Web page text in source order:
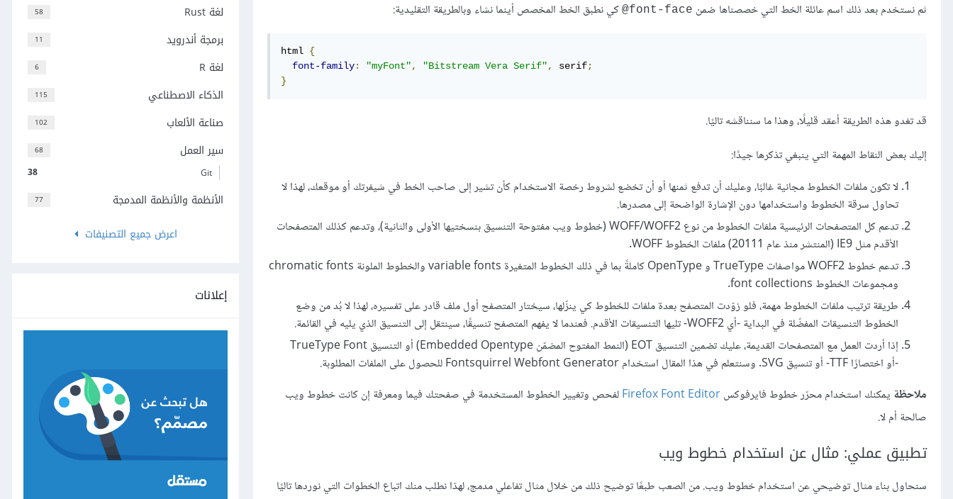
ثم نستخدم بعد ذلك اسم عائلة الخط التي خصصناها ضمن font-face@ كي نطبق الخط المخصص أينما نشاء وبالطريقة التقليدية:
html {
font-family: "myFont", "Bitstream Vera Serif", serif;
}
قد تغدو هذه الطريقة أعقد قليلًا، وهذا ما سنناقشه تاليًا.
إليك بعض النقاط المهمة التي ينبغي تذكرها جيدًا:
لا تكون ملفات الخطوط مجانية غالبًا، وعليك أن تدفع ثمنها أو أن تخضع لشروط رخصة الاستخدام كأن تشير إلى صاحب الخط في شيفرتك أو موقعك، لهذا لا
تحاول سرقة الخطوط واستخدامها دون الإشارة الواضحة إلى مصدرها.
تدعم كل المتصفحات الرئيسية ملفات الخطوط من نوع WOFF/WOFF2 (خطوط ويب مفتوحة التنسيق بنسختيها الأولى والثانية)، وتدعم كذلك المتصفحات
الأقدم مثل IE9 (المنتشر منذ عام 20111) ملفات الخطوط WOFF.
تدعم خطوط WOFF2 مواصفات TrueType و OpenType كاملةً بما في ذلك الخطوط المتغيرة variable fonts والخطوط الملونة chromatic fonts
ومجموعات الخطوط font collections.
طريقة ترتيب ملفات الخطوط مهمة، فلو زوّدت المتصفح بعدة ملفات للخطوط كي ينزّلها، سيختار المتصفح أول ملف قادر على تفسيره، لهذا لا بُد من وضع
الخطوط التنسيقات المفضّلة في البداية -أي WOFF2- تليها التنسيقات الأقدم. فعندما لا يفهم المتصفح تنسيقًا، سينتقل إلى التنسيق الذي يليه في القائمة.
إذا أردت العمل مع المتصفحات القديمة، عليك تضمين التنسيق EOT (النمط المفتوح المضمّن Embedded Opentype) أو التنسيق TrueType Font
-أو اختصارًا TTF- أو تنسيق SVG. وسنتعلم في هذا المقال استخدام Fontsquirrel Webfont Generator للحصول على الملفات المطلوبة.
ملاحظة يمكنك استخدام محرّر خطوط فايرفوكسFirefox Font Editorلفحص وتغيير الخطوط المستخدمة في صفحتك فيما ومعرفة إن كانت خطوط ويب
صالحة أم لا.
تطبيق عملي: مثال عن استخدام خطوط ويب
سنحاول بناء مثال توضيحي عن استخدام خطوط ويب. من الصعب طبعًا توضيح ذلك من خلال مثال تفاعلي مدمج، لهذا نطلب منك اتباع الخطوات التي نوردها تاليًا
58 لغة Rust
11 برمجة أندرويد
6 لغة R
115 الذكاء الاصطناعي
102 صناعة الألعاب
68 سير العمل
38 Git
77
الأنظمة والأنظمة المدمجة
اعرض جميع التصنيفات
إعلانات